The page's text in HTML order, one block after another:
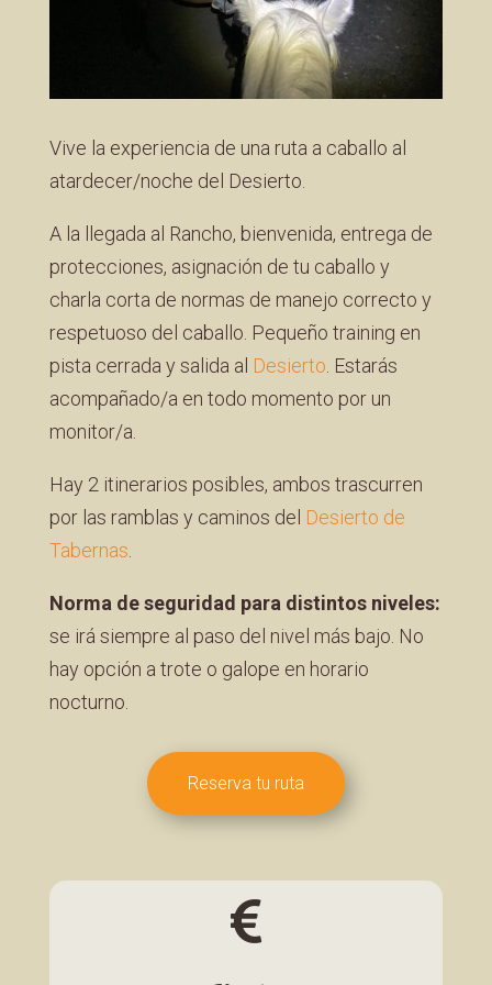
Vive la experiencia de una ruta a caballo al
atardecer/noche del Desierto.
A la llegada al Rancho, bienvenida, entrega de
protecciones, asignación de tu caballo y
charla corta de normas de manejo correcto y
respetuoso del caballo. Pequeño training en
pista cerrada y salida al Desierto. Estarás
acompañado/a en todo momento por un
monitor/a.
Hay 2 itinerarios posibles, ambos trascurren
por las ramblas y caminos del Desierto de
Tabernas.
Norma de seguridad para distintos niveles:
se irá siempre al paso del nivel más bajo. No
hay opción a trote o galope en horario
nocturno.
Reserva tu ruta
